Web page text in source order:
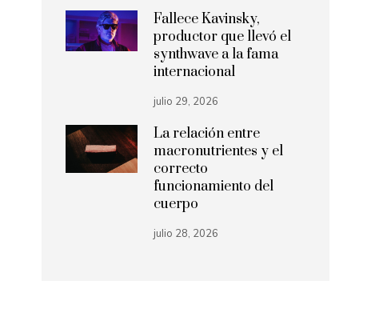
Fallece Kavinsky,
productor que llevó el
synthwave a la fama
internacional
julio 29, 2026
La relación entre
macronutrientes y el
correcto
funcionamiento del
cuerpo
julio 28, 2026